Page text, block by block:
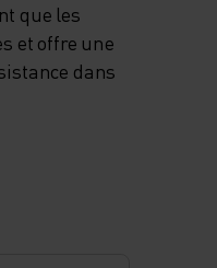
que les
et offre une
dans